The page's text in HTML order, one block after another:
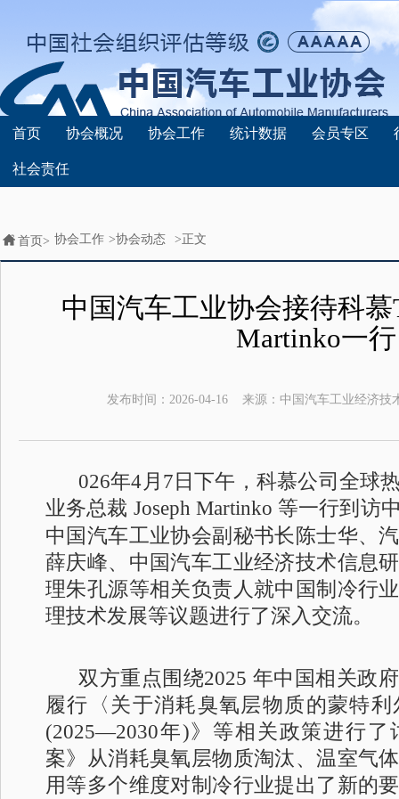
首页 协会概况 协会工作 统计数据 会员专区
社会责任
首页> 协会工作 >协会动态 >正文
中国汽车工业协会接待科慕
Martinko一行
发布时间： 2026-04-16 来源： 中国汽车工业经济技
026年4月 7日下午，科慕公司全球
业务总裁 Joseph Martinko 等一行到访
中国汽车工业协会副秘书长陈士华、
薛庆峰、中国汽车工业经济技术信息
理朱孔源等相关负责人就中国制冷行
理技术发展等议题进行了深入交流。
双方重点围绕2025 年中国相关政
履行〈关于消耗臭氧层物质的蒙特
(2025—2030年)》等相关政策进行了
案》从消耗臭氧层物质淘汰、温室气
用等多个维度对制冷行业提出了新的